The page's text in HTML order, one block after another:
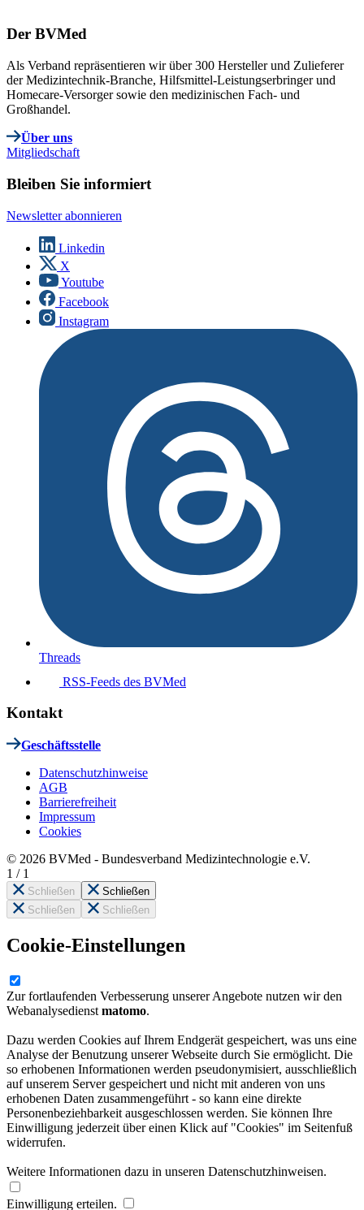
Der BVMed
Als Verband repräsentieren wir über 300 Hersteller und Zulieferer
der Medizintechnik-Branche, Hilfsmittel-Leistungserbringer und
Homecare-Versorger sowie den medizinischen Fach- und
Großhandel.
Über uns
Mitgliedschaft
Bleiben Sie informiert
Newsletter abonnieren
Linkedin
X
Youtube
Facebook
Instagram
Threads
RSS-Feeds des BVMed
Kontakt
Geschäftsstelle
Datenschutzhinweise
AGB
Barrierefreiheit
Impressum
Cookies
© 2026 BVMed - Bundesverband Medizintechnologie e.V.
1 / 1
Schließen
Schließen
Schließen
Schließen
Cookie-Einstellungen
Zur fortlaufenden Verbesserung unserer Angebote nutzen wir den
Webanalysedienst matomo.
Dazu werden Cookies auf Ihrem Endgerät gespeichert, was uns eine
Analyse der Benutzung unserer Webseite durch Sie ermöglicht. Die
so erhobenen Informationen werden pseudonymisiert, ausschließlich
auf unserem Server gespeichert und nicht mit anderen von uns
erhobenen Daten zusammengeführt - so kann eine direkte
Personenbeziehbarkeit ausgeschlossen werden. Sie können Ihre
Einwilligung jederzeit über einen Klick auf "Cookies" im Seitenfuß
widerrufen.
Weitere Informationen dazu in unseren Datenschutzhinweisen.
Einwilligung erteilen.